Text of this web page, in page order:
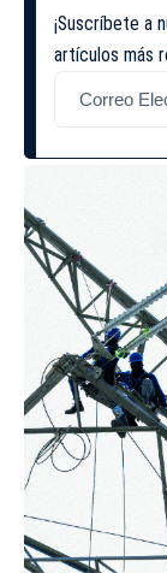
¡Suscríbete a
artículos más